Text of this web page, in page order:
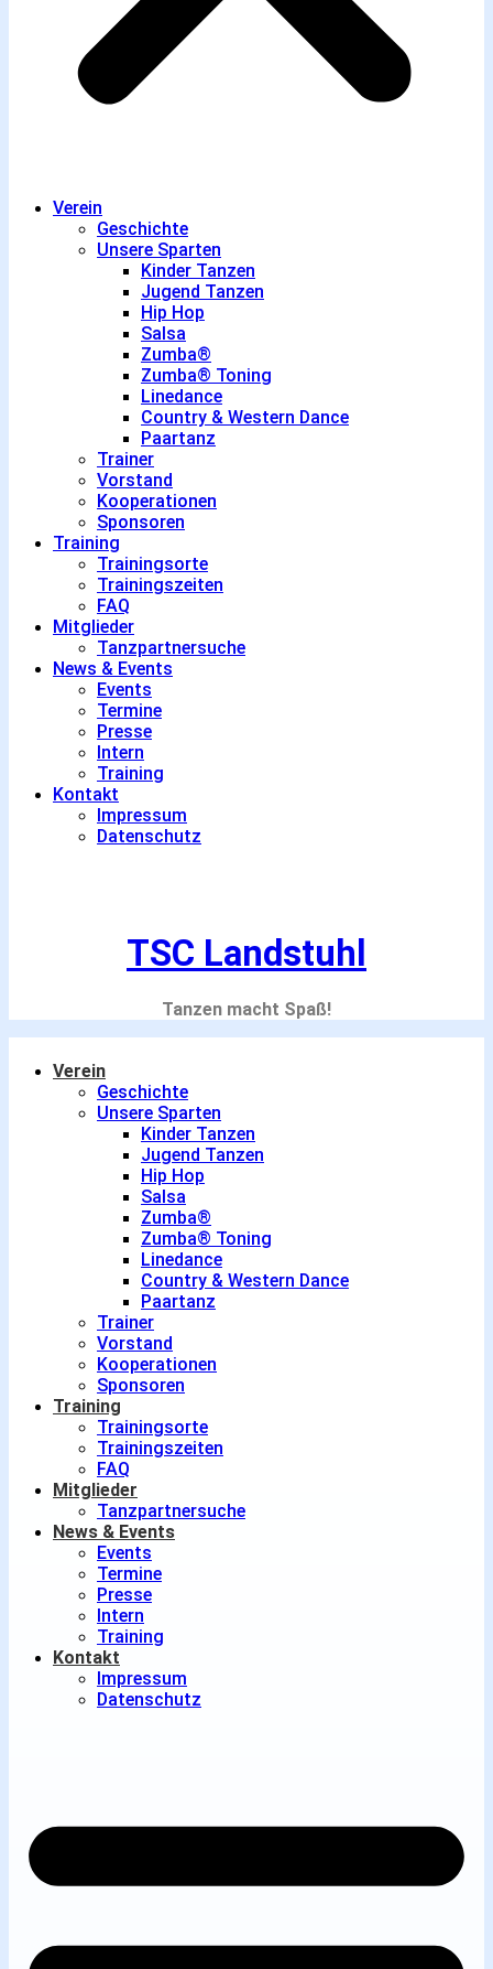
Verein
Geschichte
Unsere Sparten
Kinder Tanzen
Jugend Tanzen
Hip Hop
Salsa
Zumba®
Zumba® Toning
Linedance
Country & Western Dance
Paartanz
Trainer
Vorstand
Kooperationen
Sponsoren
Training
Trainingsorte
Trainingszeiten
FAQ
Mitglieder
Tanzpartnersuche
News & Events
Events
Termine
Presse
Intern
Training
Kontakt
Impressum
Datenschutz
TSC Landstuhl
Tanzen macht Spaß!
Verein
Geschichte
Unsere Sparten
Kinder Tanzen
Jugend Tanzen
Hip Hop
Salsa
Zumba®
Zumba® Toning
Linedance
Country & Western Dance
Paartanz
Trainer
Vorstand
Kooperationen
Sponsoren
Training
Trainingsorte
Trainingszeiten
FAQ
Mitglieder
Tanzpartnersuche
News & Events
Events
Termine
Presse
Intern
Training
Kontakt
Impressum
Datenschutz